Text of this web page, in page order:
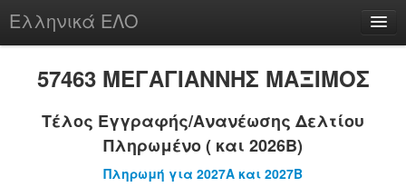
Ελληνικά ΕΛΟ
chesstu.be @ discord
57463 ΜΕΓΑΓΙΑΝΝΗΣ ΜΑΞΙΜΟΣ
Τέλος Εγγραφής/Ανανέωσης Δελτίου
Πληρωμένο ( και 2026B)
Πληρωμή για 2027A και 2027B